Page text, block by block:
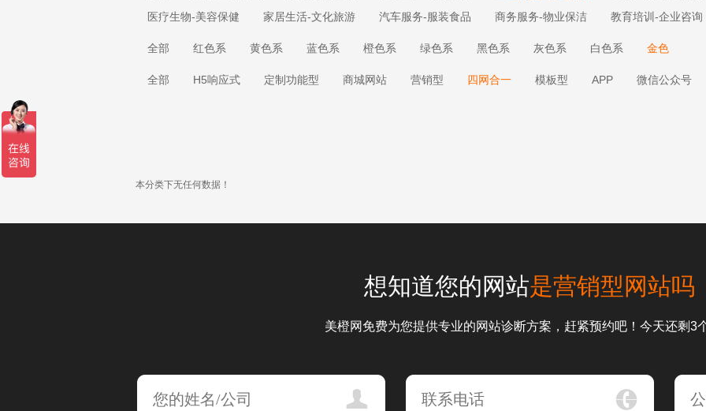
医疗生物-美容保健
家居生活-文化旅游 汽车服务-服装食品 商务服务-物业保洁 教育培训-企业咨询
全部 红色系 黄色系 蓝色系 橙色系 绿色系 黑色系 灰色系 白色系 金色
全部 H5响应式 定制功能型 商城网站 营销型 四网合一 模板型 APP 微信公众号
本分类下无任何数据！
想知道您的网站是营销型网站吗
美橙网免费为您提供专业的网站诊断方案，赶紧预约吧！今天还剩3